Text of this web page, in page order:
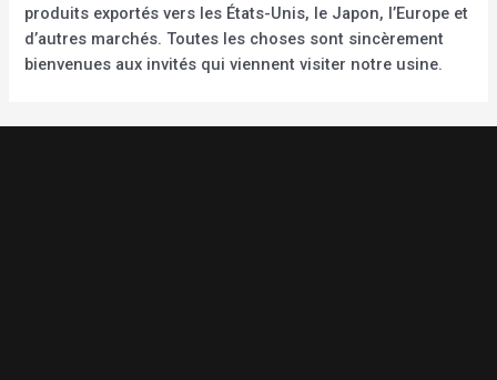
produits exportés vers les États-Unis, le Japon, l’Europe et
d’autres marchés. Toutes les choses sont sincèrement
bienvenues aux invités qui viennent visiter notre usine.